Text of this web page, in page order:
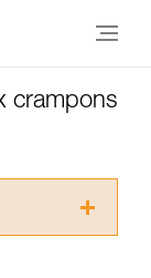
crampons